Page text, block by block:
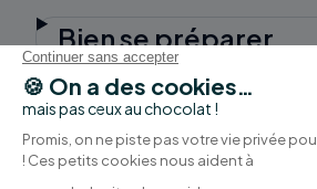
Bien se préparer
Anticiper les besoins,
ressources et acteurs
S'assurer d'être